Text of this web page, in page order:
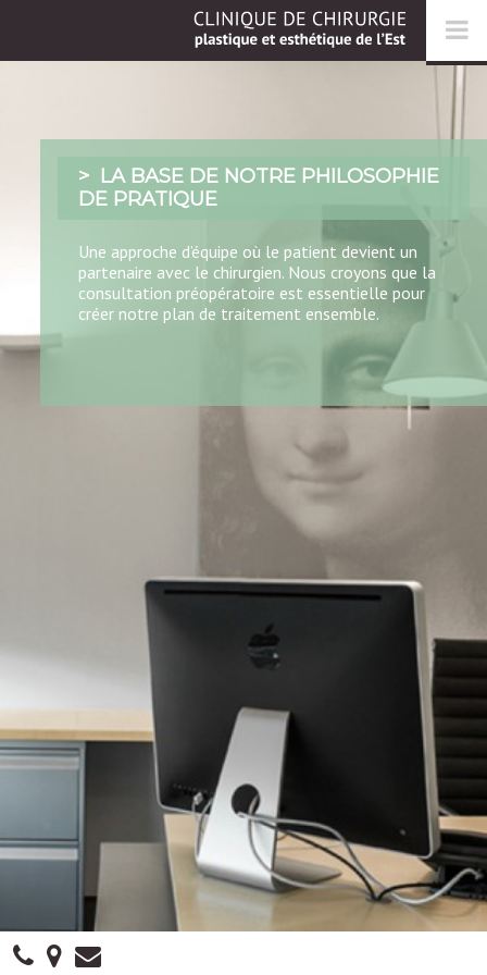
LA BASE DE NOTRE PHILOSOPHIE
DE PRATIQUE
Une approche d’équipe où le patient devient un
partenaire avec le chirurgien. Nous croyons que la
consultation préopératoire est essentielle pour
créer notre plan de traitement ensemble.